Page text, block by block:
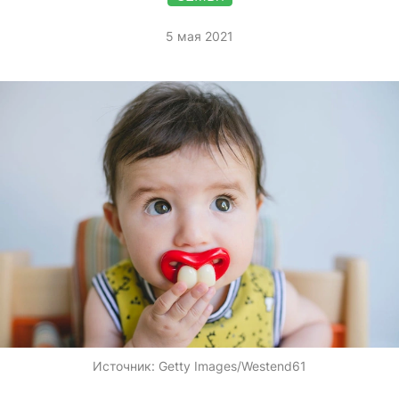
5 мая 2021
Источник: Getty Images/Westend61